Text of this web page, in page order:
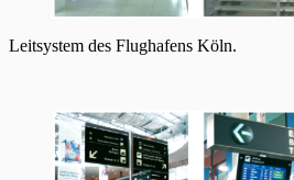
Leitsystem des Flughafens Köln.